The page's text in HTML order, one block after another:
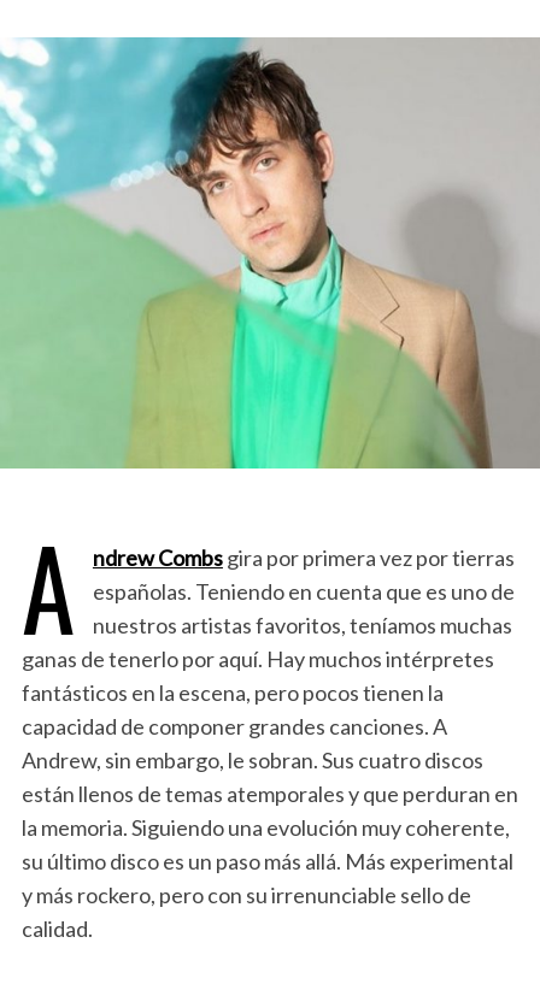
A ndrew Combsgira por primera vez por tierras
españolas. Teniendo en cuenta que es uno de
nuestros artistas favoritos, teníamos muchas
ganas de tenerlo por aquí. Hay muchos intérpretes
fantásticos en la escena, pero pocos tienen la
capacidad de componer grandes canciones. A
Andrew, sin embargo, le sobran. Sus cuatro discos
están llenos de temas atemporales y que perduran en
la memoria. Siguiendo una evolución muy coherente,
su último disco es un paso más allá. Más experimental
y más rockero, pero con su irrenunciable sello de
calidad.